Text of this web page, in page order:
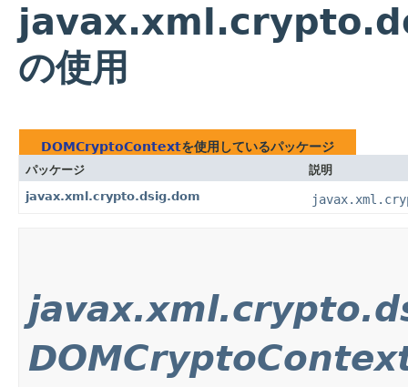
の使用
DOMCryptoContextを使用しているパッケージ
パッケージ
説明
javax.xml.crypto.dsig.dom